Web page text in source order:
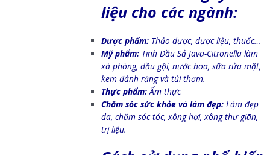
liệu cho các ngành:
Dược phẩm: Thảo dược, dược liệu, thuốc…
Mỹ phẩm: Tinh Dầu Sả Java-Citronella làm
xà phòng, dầu gội, nước hoa, sữa rửa mặt,
kem đánh răng và túi thơm.
Thực phẩm: Ẩm thực
Chăm sóc sức khỏe và làm đẹp: Làm đẹp
da, chăm sóc tóc, xông hơi, xông thư giãn,
trị liệu.